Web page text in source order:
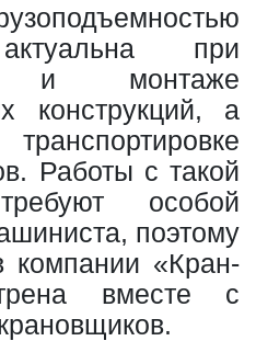
при
и монтаже
конструкций, а
Работы с такой
особой
поэтому
компании «Кран-
вместе с